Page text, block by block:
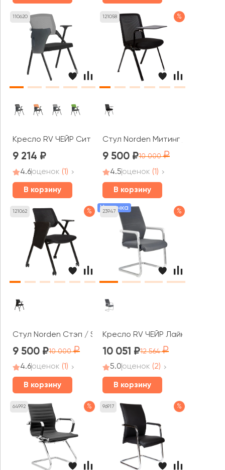
110620
Кресло RV ЧЕЙР Сит / Seat (M2001P)
9 214
4.6оценок (1)
В корзину
121058 %
Стул Norden Митинг / Meeting
9 500 10 000
4.5оценок (1)
В корзину
121062 %
Стул Norden Стэп / Step MR
9 500 10 000
4.6оценок (1)
В корзину
23947
Новинка %
Кресло RV ЧЕЙР Лайк / Like
10 051 12 564
5.0оценок (2)
В корзину
64992 % 96917 %